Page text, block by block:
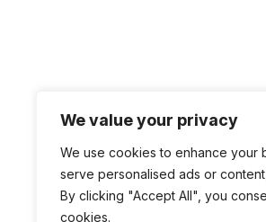
We value your privacy
We use cookies to enhance your
serve personalised ads or
By clicking "Accept All", you
cookies.